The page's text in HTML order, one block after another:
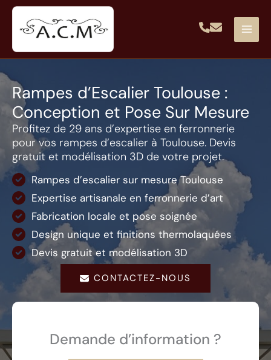
Aller
Rampes d’Escalier Toulouse :
Conception et Pose Sur Mesure
Profitez de 29 ans d’expertise en ferronnerie
pour vos rampes d’escalier à Toulouse. Devis
gratuit et modélisation 3D de votre projet.
Rampes d’escalier sur mesure Toulouse
Expertise artisanale en ferronnerie d’art
Fabrication locale et pose soignée
Design unique et finitions thermolaquées
Devis gratuit et modélisation 3D
CONTACTEZ-NOUS
Demande d’information ?